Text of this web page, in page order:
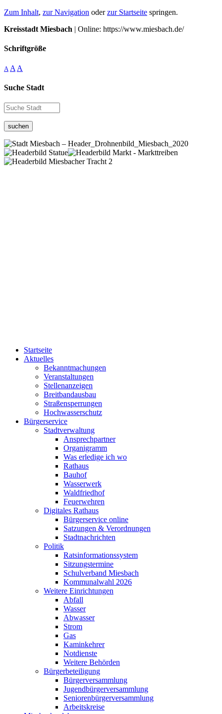
Zum Inhalt, zur Navigation oderzur Startseite springen.
Kreisstadt Miesbach | Online: https://www.miesbach.de/
Schriftgröße
A A A
Suche Stadt
suchen
Startseite
Aktuelles
Bekanntmachungen
Veranstaltungen
Stellenanzeigen
Breitbandausbau
Straßensperrungen
Hochwasserschutz
Bürgerservice
Stadtverwaltung
Ansprechpartner
Organigramm
Was erledige ich wo
Rathaus
Bauhof
Wasserwerk
Waldfriedhof
Feuerwehren
Digitales Rathaus
Bürgerservice online
Satzungen & Verordnungen
Stadtnachrichten
Politik
Ratsinformationssystem
Sitzungstermine
Schulverband Miesbach
Kommunalwahl 2026
Weitere Einrichtungen
Abfall
Wasser
Abwasser
Strom
Gas
Kaminkehrer
Notdienste
Weitere Behörden
Bürgerbeteiligung
Bürgerversammlung
Jugendbürgerversammlung
Seniorenbürgerversammlung
Arbeitskreise